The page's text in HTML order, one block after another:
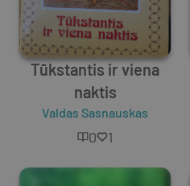
Tūkstantis ir viena
naktis
Valdas Sasnauskas
0 1